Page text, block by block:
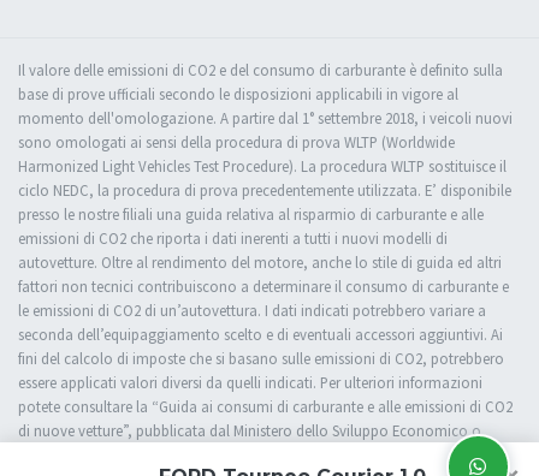
Il valore delle emissioni di CO2 e del consumo di carburante è definito sulla
base di prove ufficiali secondo le disposizioni applicabili in vigore al
momento dell'omologazione. A partire dal 1° settembre 2018, i veicoli nuovi
sono omologati ai sensi della procedura di prova WLTP (Worldwide
Harmonized Light Vehicles Test Procedure). La procedura WLTP sostituisce il
ciclo NEDC, la procedura di prova precedentemente utilizzata. E’ disponibile
presso le nostre filiali una guida relativa al risparmio di carburante e alle
emissioni di CO2 che riporta i dati inerenti a tutti i nuovi modelli di
autovetture. Oltre al rendimento del motore, anche lo stile di guida ed altri
fattori non tecnici contribuiscono a determinare il consumo di carburante e
le emissioni di CO2 di un’autovettura. I dati indicati potrebbero variare a
seconda dell’equipaggiamento scelto e di eventuali accessori aggiuntivi. Ai
fini del calcolo di imposte che si basano sulle emissioni di CO2, potrebbero
essere applicati valori diversi da quelli indicati. Per ulteriori informazioni
potete consultare la “Guida ai consumi di carburante e alle emissioni di CO2
di nuove vetture”, pubblicata dal Ministero dello Sviluppo Economico o